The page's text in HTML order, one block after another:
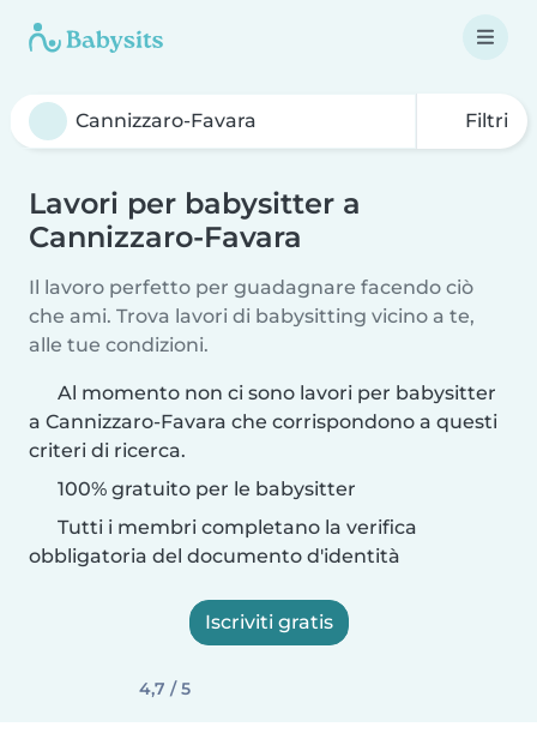
Filtri
Lavori per babysitter a
Cannizzaro-Favara
Il lavoro perfetto per guadagnare facendo ciò
che ami. Trova lavori di babysitting vicino a te,
alle tue condizioni.
Al momento non ci sono lavori per babysitter
a Cannizzaro-Favara che corrispondono a questi
criteri di ricerca.
100% gratuito per le babysitter
Tutti i membri completano la verifica
obbligatoria del documento d'identità
Iscriviti gratis
4,7 / 5